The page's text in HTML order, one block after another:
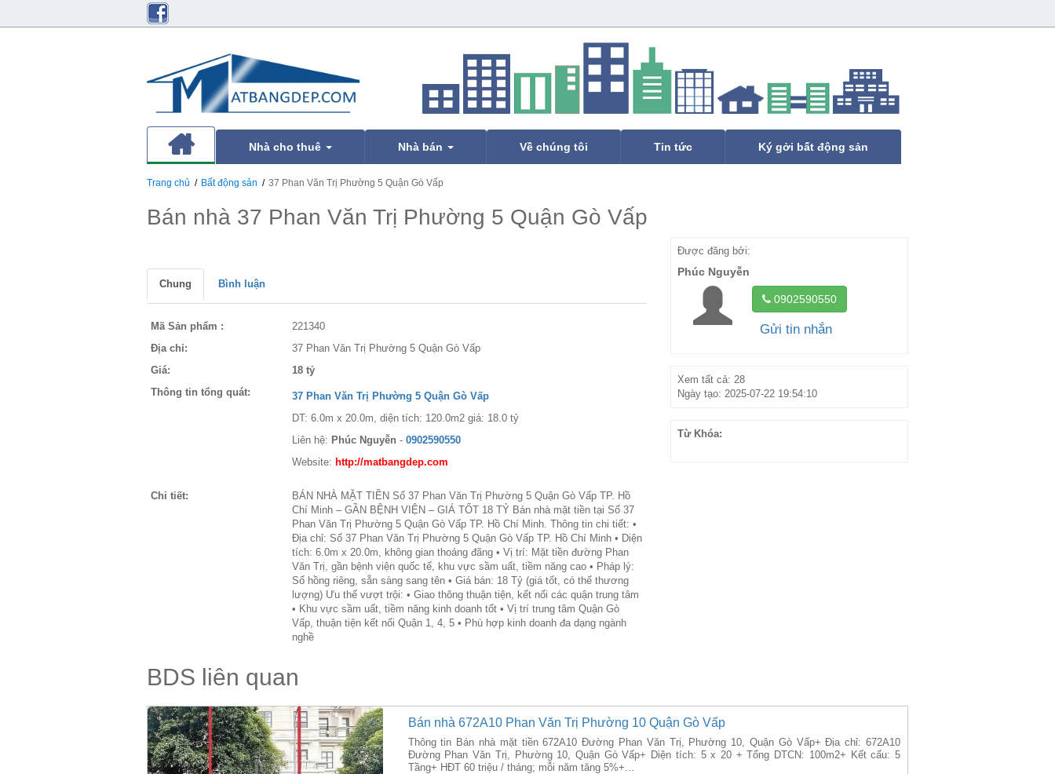
Nhà cho thuê Nhà bán Về chúng tôi Tin tức Ký gởi bất động sản
Trang chủ Bất động sản 37 Phan Văn Trị Phường 5 Quận Gò Vấp
Bán nhà 37 Phan Văn Trị Phường 5 Quận Gò Vấp
Chung Bình luận
Mã Sản phẩm :
221340
Địa chỉ:
37 Phan Văn Trị Phường 5 Quận Gò Vấp
Giá:
18 tỷ
Thông tin tổng quát:
37 Phan Văn Trị Phường 5 Quận Gò Vấp
DT: 6.0m x 20.0m, diện tích: 120.0m2 giá: 18.0 tỷ
Liên hệ: Phúc Nguyễn - 0902590550
Website: http://matbangdep.com
Chi tiết:
BÁN NHÀ MẶT TIỀN Số 37 Phan Văn Trị Phường 5 Quận Gò Vấp TP. Hồ
Chí Minh – GẦN BỆNH VIỆN – GIÁ TỐT 18 TỶ Bán nhà mặt tiền tại Số 37
Phan Văn Trị Phường 5 Quận Gò Vấp TP. Hồ Chí Minh. Thông tin chi tiết: •
Địa chỉ: Số 37 Phan Văn Trị Phường 5 Quận Gò Vấp TP. Hồ Chí Minh • Diện
tích: 6.0m x 20.0m, không gian thoáng đãng • Vị trí: Mặt tiền đường Phan
Văn Trị, gần bệnh viện quốc tế, khu vực sầm uất, tiềm năng cao • Pháp lý:
Sổ hồng riêng, sẵn sàng sang tên • Giá bán: 18 Tỷ (giá tốt, có thể thương
lượng) Ưu thế vượt trội: • Giao thông thuận tiện, kết nối các quận trung tâm
• Khu vực sầm uất, tiềm năng kinh doanh tốt • Vị trí trung tâm Quận Gò
Vấp, thuận tiện kết nối Quận 1, 4, 5 • Phù hợp kinh doanh đa dạng ngành
nghề
Được đăng bởi:
Phúc Nguyễn
0902590550
Gửi tin nhắn
Xem tất cả: 28
Ngày tạo: 2025-07-22 19:54:10
Từ Khóa:
BDS liên quan
Bán nhà 672A10 Phan Văn Trị Phường 10 Quận Gò Vấp
Thông tin Bán nhà mặt tiền 672A10 Đường Phan Văn Trị, Phường 10, Quận Gò Vấp+ Địa chỉ: 672A10
Đường Phan Văn Trị, Phường 10, Quận Gò Vấp+ Diện tích: 5 x 20 + Tổng DTCN: 100m2+ Kết cấu: 5
Tầng+ HĐT 60 triệu / tháng; mỗi năm tăng 5%+...